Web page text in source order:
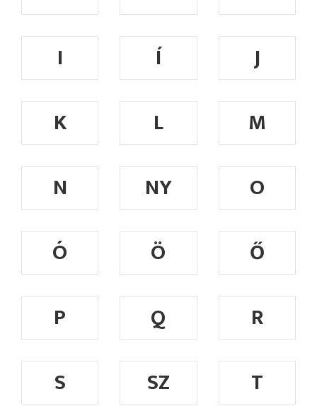
I
Í
J
K
L
M
N
NY
O
Ó
Ö
Ő
P
Q
R
S
SZ
T